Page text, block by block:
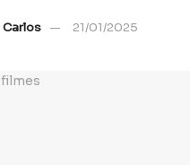
21/01/2025